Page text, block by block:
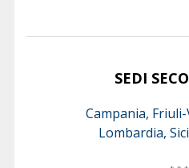
SEDI
Campania,
Lombardia,